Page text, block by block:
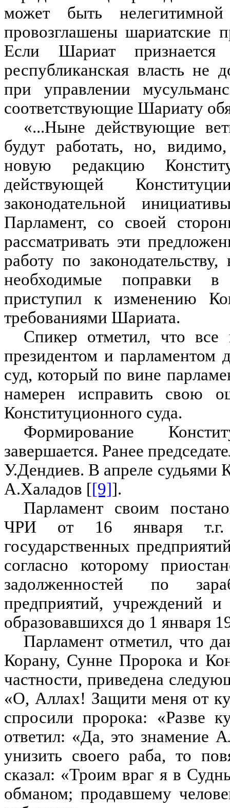
может быть
провозглашены шариатские
Если Шариат
республиканская власть не
при управлении
соответствующие Шариату
«...Ныне действующие
будут работать, но,
новую редакцию
действующей
законодательной
Парламент, со своей
рассматривать эти
работу по
необходимые поправки
приступил к изменению
требованиями Шариата.
Спикер отметил, что все
президентом и парламентом
суд, который по вине
намерен исправить свою
Конституционного суда.
Формирование
завершается. Ранее
У.Дендиев. В апреле
А.Халадов [[9]].
Парламент своим
ЧРИ от 16 января т.г.
государственных
согласно которому
задолженностей по
предприятий, учреждений
образовавшихся до 1 января
Парламент отметил, что
Корану, Сунне Пророка и
частности, приведена
«О, Аллах! Защити меня от
спросили пророка: «Разве
ответил: «Да, это знамение
унизить своего раба, то
сказал: «Троим враг я в
обманом; продавшему